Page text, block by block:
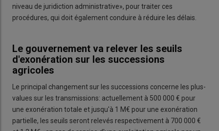
niveau de juridiction administrative», pour traiter ces
procédures, qui doit également conduire à réduire les délais.
Le gouvernement va relever les seuils
d'exonération sur les successions
agricoles
Le principal changement sur les successions concerne les plus-
values sur les transmissions: actuellement à 500 000 € pour
une exonération totale et jusqu'à 1 M€ pour une exonération
partielle, les seuils seront relevés respectivement à 700 000 €